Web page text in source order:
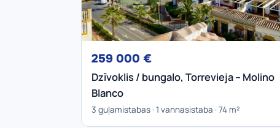
259 000 €
Dzīvoklis / bungalo, Torrevieja – Molino
Blanco
3 guļamistabas · 1 vannasistaba · 74 m²